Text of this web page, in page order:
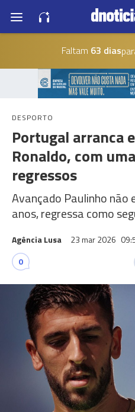
Faltam 63 dias
DESPORTO
Portugal arranca
Ronaldo, com
regressos
Avançado Paulinho não
anos, regressa como
Agência Lusa 23 mar 2026
0